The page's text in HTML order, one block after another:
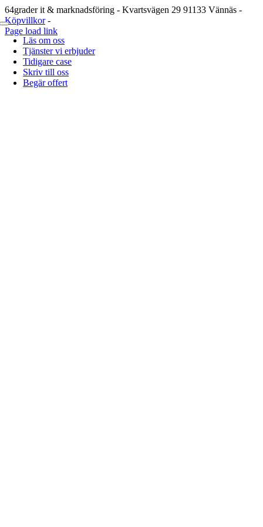
Fortsätt
till
innehållet
Toggle
NavigationLäs om oss
Tjänster vi erbjuder
Tidigare case
Skriv till oss
Begär offert
64grader it & marknadsföring - Kvartsvägen 29 91133 Vännäs -
Köpvillkor-
Page load link
Till
toppen